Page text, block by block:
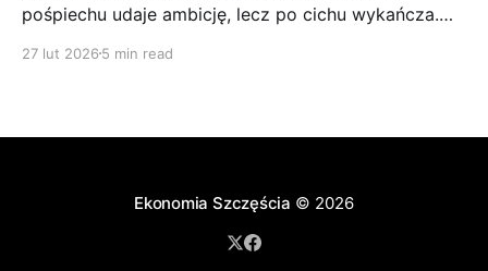
pośpiechu udaje ambicję, lecz po cichu wykańcza.
czasem?
27 lut 2026 5 min read
Ekonomia Szczęścia © 2026